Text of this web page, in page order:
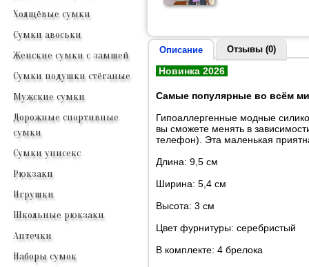
Холщёвые сумки
Сумки авоськи
Женские сумки с замшей
Сумки подушки стёганые
Мужские сумки
Дорожные спортивные
сумки
Сумки унисекс
Рюкзаки
Игрушки
Школьные рюкзаки
Аптечки
Наборы сумок
Описание Отзывы (0)
Новинка 2026
Самые популярные во всём
Гипоаллергенные модные
вы сможете менять в
телефон). Эта маленькая
Длина: 9,5 см
Ширина: 5,4 см
Высота: 3 см
Цвет фурнитуры: серебристый
В комплекте: 4 брелока